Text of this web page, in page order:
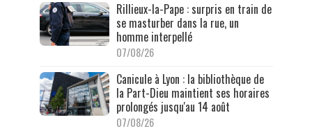
Rillieux-la-Pape : surpris en train de
se masturber dans la rue, un
homme interpellé
07/08/26
Canicule à Lyon : la bibliothèque de
la Part-Dieu maintient ses horaires
prolongés jusqu'au 14 août
07/08/26